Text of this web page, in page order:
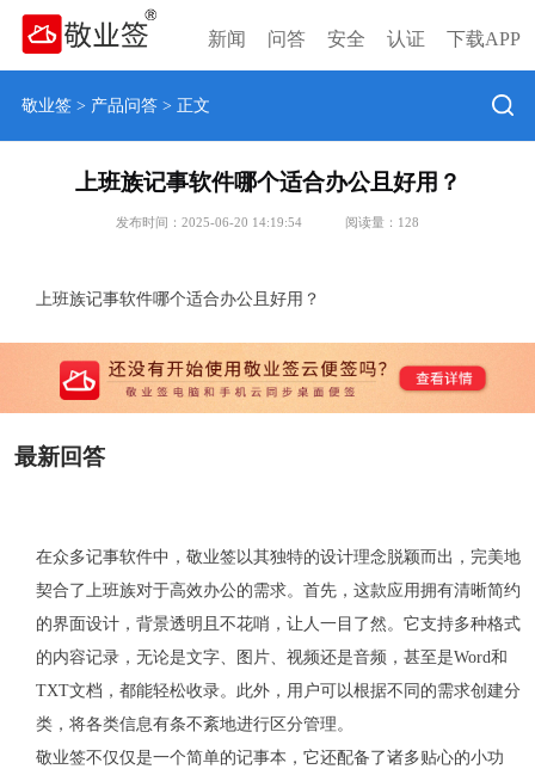
新闻 问答 安全 认证 下载APP
敬业签> 产品问答> 正文
上班族记事软件哪个适合办公且好用？
发布时间：2025-06-20 14:19:54 阅读量： 128
上班族记事软件哪个适合办公且好用？
最新回答
在众多记事软件中，敬业签以其独特的设计理念脱颖而出，完美地
契合了上班族对于高效办公的需求。首先，这款应用拥有清晰简约
的界面设计，背景透明且不花哨，让人一目了然。它支持多种格式
的内容记录，无论是文字、图片、视频还是音频，甚至是Word和
TXT文档，都能轻松收录。此外，用户可以根据不同的需求创建分
类，将各类信息有条不紊地进行区分管理。
敬业签不仅仅是一个简单的记事本，它还配备了诸多贴心的小功